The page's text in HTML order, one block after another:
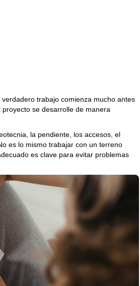
trabajo comienza mucho antes
se desarrolle de manera
la pendiente, los accesos, el
es lo mismo trabajar con un terreno
es clave para evitar problemas